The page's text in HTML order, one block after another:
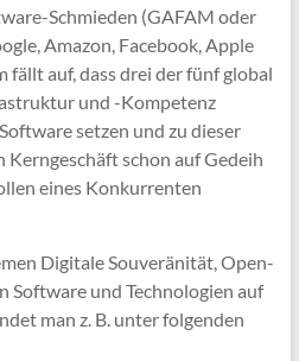
Schmieden (GAFAM oder
Amazon, Facebook, Apple
auf, dass drei der fünf global
und -Kompetenz
setzen und zu dieser
schon auf Gedeih
eines Konkurrenten
Digitale Souveränität, Open-
Software und Technologien auf
man z. B. unter folgenden